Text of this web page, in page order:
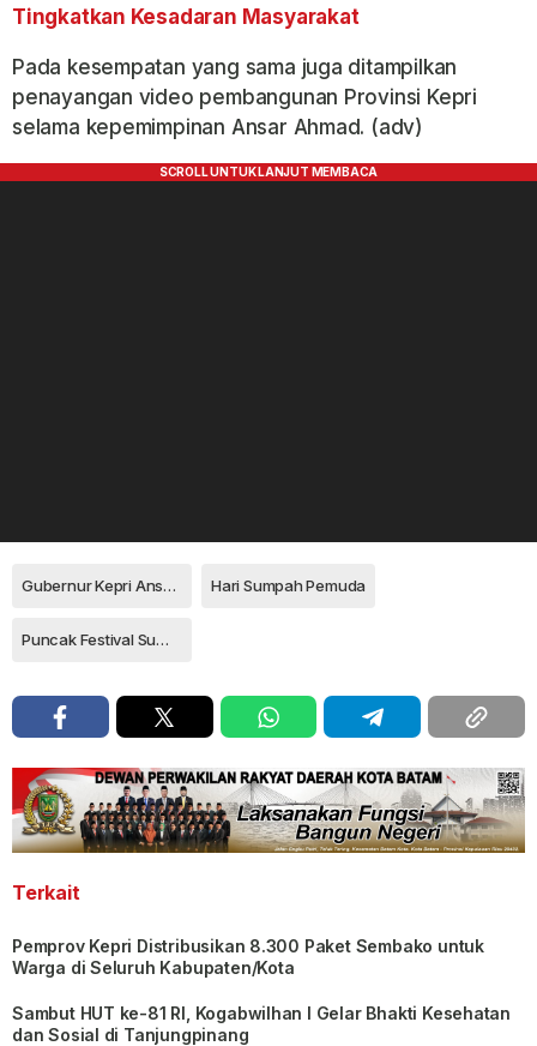
Tingkatkan Kesadaran Masyarakat
Pada kesempatan yang sama juga ditampilkan
penayangan video pembangunan Provinsi Kepri
selama kepemimpinan Ansar Ahmad. (adv)
Gubernur Kepri Ansar Ahmad Hari Sumpah Pemuda
Puncak Festival Sumpah Pemuda Kepri 2023
Terkait
Pemprov Kepri Distribusikan 8.300 Paket Sembako untuk
Warga di Seluruh Kabupaten/Kota
Sambut HUT ke-81 RI, Kogabwilhan I Gelar Bhakti Kesehatan
dan Sosial di Tanjungpinang